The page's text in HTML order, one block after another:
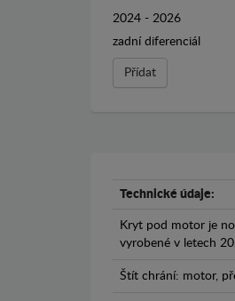
2024 - 2026
zadní diferenciál
Přídat
Technické údaje:
Kryt pod motor je
vyrobené v letech
Štít chrání: motor,